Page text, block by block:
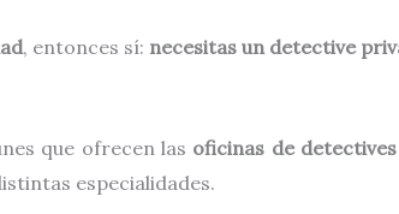
, entonces sí: necesitas un detective
que ofrecen las oficinas de
especialidades.